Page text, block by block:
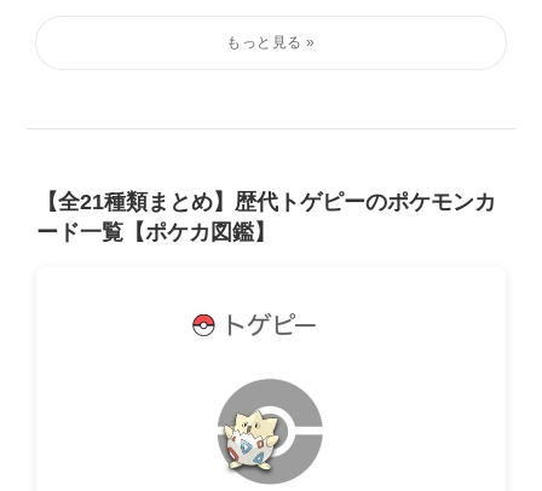
【全21種類まとめ】歴代トゲピーのポケモンカ
ード一覧【ポケカ図鑑】